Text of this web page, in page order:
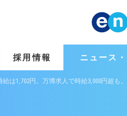
採用情報 ニュース
は1,702円。万博求人で時給3,000円超も